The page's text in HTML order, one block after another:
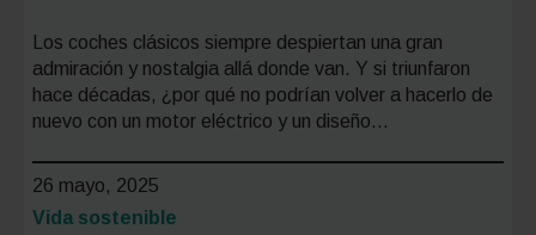
Los coches clásicos siempre despiertan una gran
admiración y nostalgia allá donde van. Y si triunfaron
hace décadas, ¿por qué no podrían volver a hacerlo de
nuevo con un motor eléctrico y un diseño…
26 mayo, 2025
Categoría:
Vida sostenible